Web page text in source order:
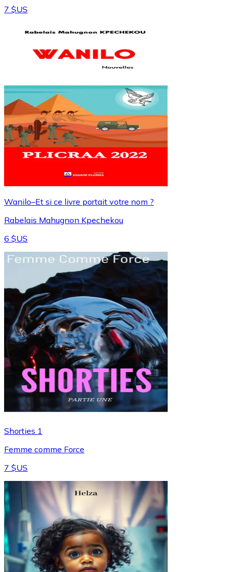
7 $US
Wanilo–Et si ce livre portait votre nom ?
Rabelais Mahugnon Kpechekou
6 $US
Shorties 1
Femme comme Force
7 $US